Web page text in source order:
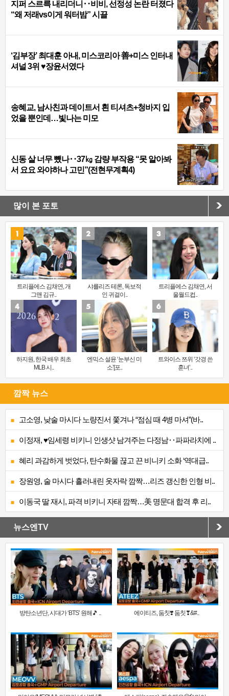
지퍼 스르륵 내리더니‥비비, 선정성 논란 터졌다
“왜 저래vs이게 워터밤” 시끌
‘김부장’ 최대훈 아내, 미스코리아 善+미스 인터내
셔널 3위 ♥장윤서였다
송혜교, 남사친과 데이트서 흰 티셔츠+청바지 입
었을 뿐인데…빛나는 미모
신동 살 너무 뺐나‥37㎏ 감량 부작용 “못 알아봐
서 요요 와야하나 고민”(전현무계획4)
많이 본 포토
트리플에스 김채연, 개
그맨 김규..
샤를리즈 테론, 독보적
인 귀걸이..
트리플에스 김채연, 서
울월드컵..
하지원, 한국 배우 최초
MLB 시..
엔믹스 설윤 ‘눈부신 미
소’[포..
트와이스 쯔위 ‘갓경 쓴
훈녀’..
깜짝 뉴스
고소영, 낮술 마시다 노량진서 쫓겨나 “점심 때 4병 마셔”(바..
이정재, ♥임세령 비키니 인생샷 남겨주는 다정남‥파파라치에 ..
혜리 과감하게 벗었다, 탄수화물 끊고 끈 비니키 소화 ‘역대급..
장원영, 술 마시다 흘러내린 옷자락 깜짝…리즈 갱신한 인형 비..
이동국 딸 재시, 파격 비키니 자태 깜짝…美 명문대 합격 후 리..
뉴스엔TV
방탄소년단, 시대가 ‘BTS’ 원해🎵 .. 에이티즈, 둠칫❣️ 둠칫❣&#..